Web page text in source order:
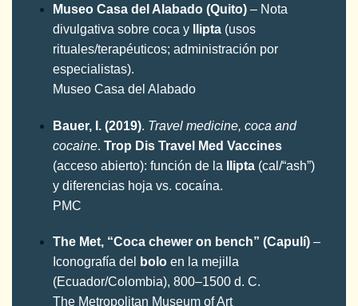
Museo Casa del Alabado (Quito)– Nota
divulgativa sobre coca y
llipta(usos
rituales/terapéuticos; administración por
especialistas).
Museo Casa del Alabado
Bauer, I. (2019). Travel medicine, coca and
cocaine. Trop Dis Travel Med Vaccines
(acceso abierto): función de la
llipta(cal/“ash”)
y diferencias hoja vs. cocaína.
PMC
The Met, “Coca chewer on bench” (Capulí)–
Iconografía del
boloen la mejilla
(Ecuador/Colombia), 800–1500 d. C.
The Metropolitan Museum of Art